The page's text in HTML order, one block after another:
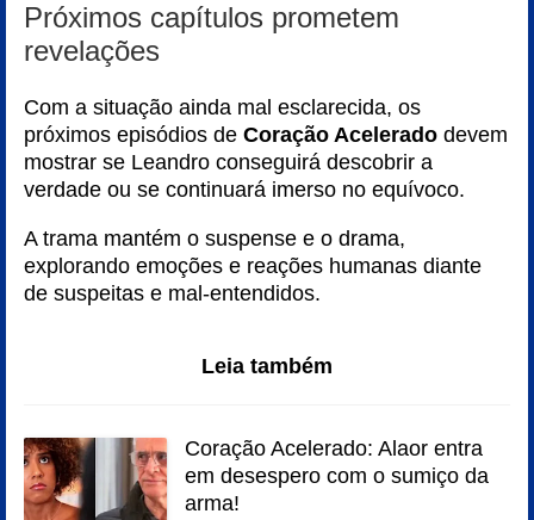
Próximos capítulos prometem
revelações
Com a situação ainda mal esclarecida, os
próximos episódios de Coração Acelerado devem
mostrar se Leandro conseguirá descobrir a
verdade ou se continuará imerso no equívoco.
A trama mantém o suspense e o drama,
explorando emoções e reações humanas diante
de suspeitas e mal-entendidos.
Leia também
Coração Acelerado: Alaor entra
em desespero com o sumiço da
arma!